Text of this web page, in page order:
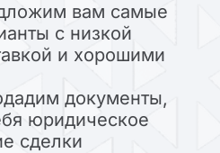
вам самые
с низкой
и хорошими
документы,
юридическое
сделки